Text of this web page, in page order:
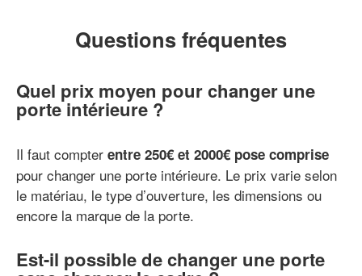
Questions fréquentes
Quel prix moyen pour changer une
porte intérieure ?
Il faut compter entre 250€ et 2000€ pose comprise
pour changer une porte intérieure. Le prix varie selon
le matériau, le type d’ouverture, les dimensions ou
encore la marque de la porte.
Est-il possible de changer une porte